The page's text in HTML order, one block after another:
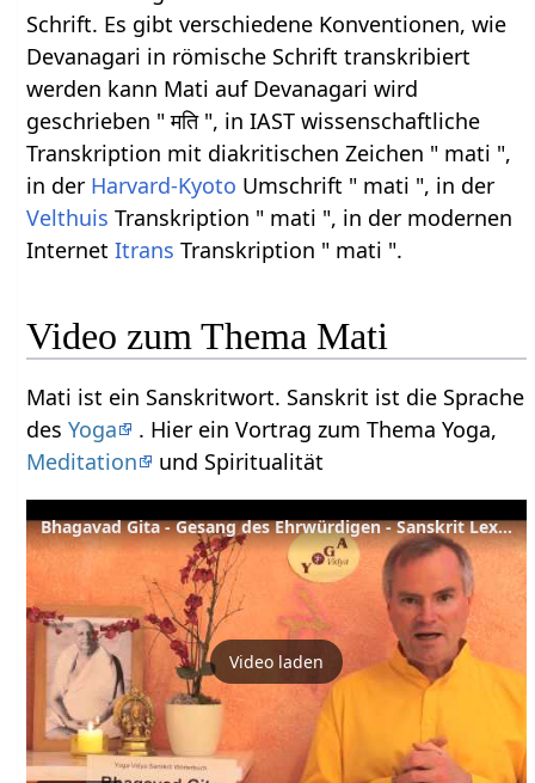
Schrift. Es gibt verschiedene Konventionen, wie
Devanagari in römische Schrift transkribiert
werden kann Mati auf Devanagari wird
geschrieben " मति ", in IAST wissenschaftliche
Transkription mit diakritischen Zeichen " mati ",
in der Harvard-Kyoto Umschrift " mati ", in der
Velthuis Transkription " mati ", in der modernen
InternetItrans Transkription " mati ".
Video zum Thema Mati
Mati ist ein Sanskritwort. Sanskrit ist die Sprache
desYoga
. Hier ein Vortrag zum Thema Yoga,
Meditation
und Spiritualität
Bhagavad Gita - Gesang des Ehrwürdigen - Sanskrit Lexikon
Video laden